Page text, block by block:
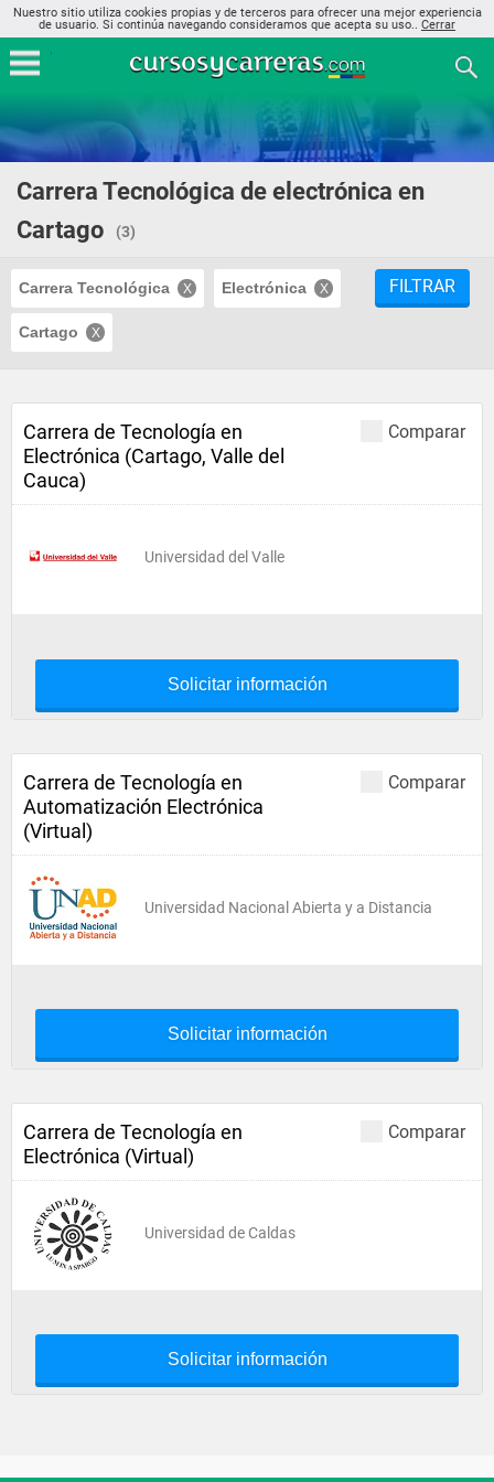
Nuestro sitio utiliza cookies propias y de terceros para ofrecer una mejor experiencia
de usuario. Si continúa navegando consideramos que acepta su uso.. Cerrar
Carrera Tecnológica de electrónica en
Cartago
(3)
Carrera Tecnológica Electrónica
Cartago
FILTRAR
Comparar
Carrera de Tecnología en
Electrónica (Cartago, Valle del
Cauca)
Universidad del Valle
Solicitar información
Comparar
Carrera de Tecnología en
Automatización Electrónica
(Virtual)
Universidad Nacional Abierta y a Distancia
Solicitar información
Comparar
Carrera de Tecnología en
Electrónica (Virtual)
Universidad de Caldas
Solicitar información